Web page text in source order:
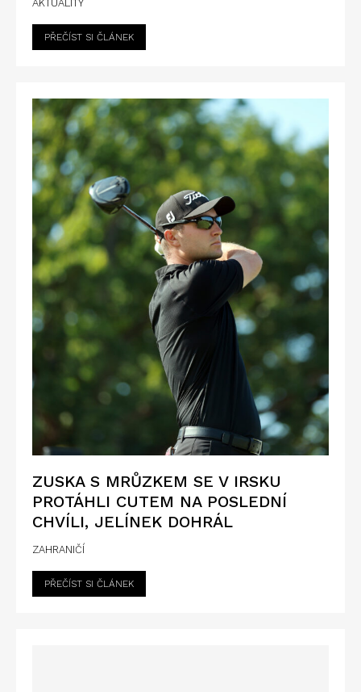
AKTUALITY
PŘEČÍST SI ČLÁNEK
ZUSKA S MRŮZKEM SE V IRSKU
PROTÁHLI CUTEM NA POSLEDNÍ
CHVÍLI, JELÍNEK DOHRÁL
ZAHRANIČÍ
PŘEČÍST SI ČLÁNEK